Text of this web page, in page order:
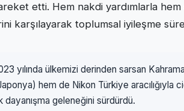
etti. Hem nakdi yardımlarla
karşılayarak toplumsal iyileşme
yılında ülkemizi derinden sarsan
hem de Nikon Türkiye aracılığıyla
dayanışma geleneğini sürdürdü.